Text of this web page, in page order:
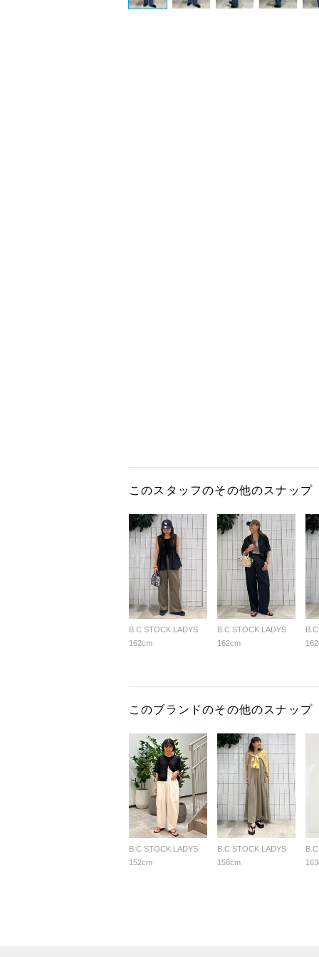
このスタッフのその他のスナップ
B.C STOCK LADYS
162cm
B.C STOCK LADYS
162cm
このブランドのその他のスナップ
B.C STOCK LADYS
152cm
B.C STOCK LADYS
158cm